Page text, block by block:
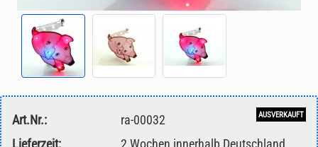
AUSVERKAUFT
Art.Nr.:
ra-00032
Lieferzeit:
2 Wochen innerhalb Deutschland